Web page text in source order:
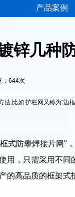
产品案例
锌几种
644次
,比如:护栏网又称为"边框
防攀焊接片网"
用，只需采用不同
的高品质的框架式